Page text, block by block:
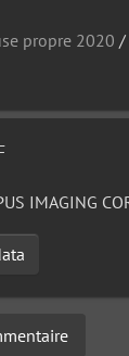
propre 2020 /
IMAGING